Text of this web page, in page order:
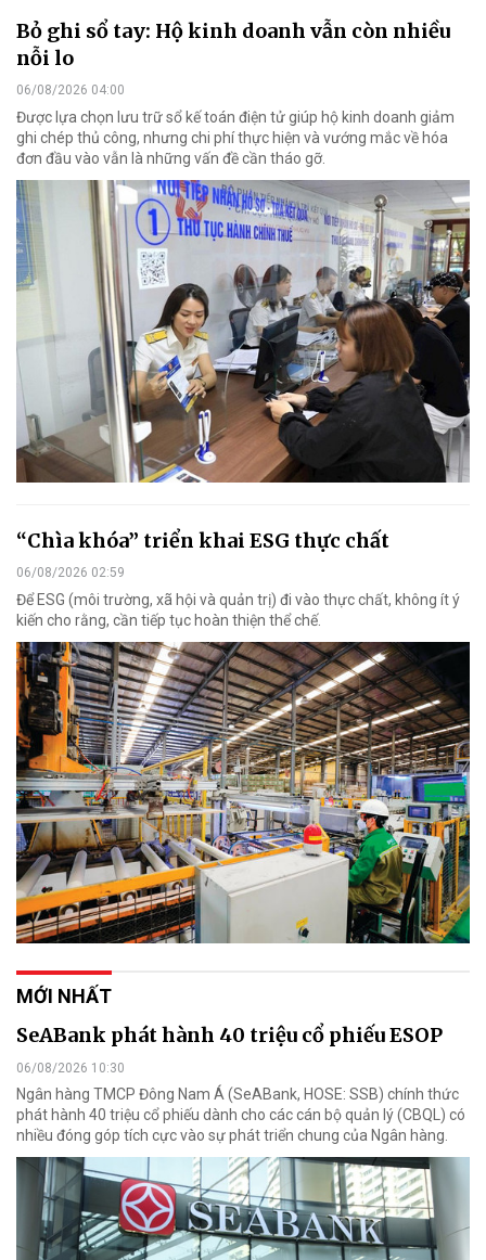
Bỏ ghi sổ tay: Hộ kinh doanh vẫn còn nhiều
nỗi lo
06/08/2026 04:00
Được lựa chọn lưu trữ sổ kế toán điện tử giúp hộ kinh doanh giảm
ghi chép thủ công, nhưng chi phí thực hiện và vướng mắc về hóa
đơn đầu vào vẫn là những vấn đề cần tháo gỡ.
“Chìa khóa” triển khai ESG thực chất
06/08/2026 02:59
Để ESG (môi trường, xã hội và quản trị) đi vào thực chất, không ít ý
kiến cho rằng, cần tiếp tục hoàn thiện thể chế.
MỚI NHẤT
SeABank phát hành 40 triệu cổ phiếu ESOP
06/08/2026 10:30
Ngân hàng TMCP Đông Nam Á (SeABank, HOSE: SSB) chính thức
phát hành 40 triệu cổ phiếu dành cho các cán bộ quản lý (CBQL) có
nhiều đóng góp tích cực vào sự phát triển chung của Ngân hàng.